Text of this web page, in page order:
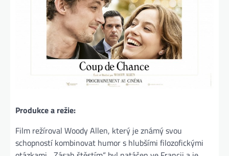
Produkce a režie:
Film režíroval Woody Allen, který je známý svou
schopností kombinovat humor s hlubšími filozofickými